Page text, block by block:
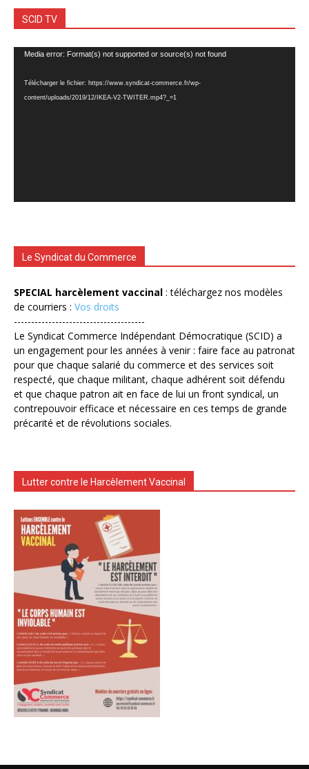
SCID TV
Lecteur
Media error: Format(s) not supported or source(s) not found
Télécharger le fichier: https://www.syndicat-commerce.fr/wp-
content/uploads/2019/12/IKEA-V2-TWITER.mp4?_=1
Le Syndicat du Commerce
SPECIAL harcèlement vaccinal : téléchargez nos modèles
de courriers : Vos droits
--------------------------------------
Le Syndicat Commerce Indépendant Démocratique (SCID) a
un engagement pour les années à venir : faire face au patronat
pour que chaque salarié du commerce et des services soit
respecté, que chaque militant, chaque adhérent soit défendu
et que chaque patron ait en face de lui un front syndical, un
contrepouvoir efficace et nécessaire en ces temps de grande
précarité et de révolutions sociales.
Lutter contre le Harcèlement Vaccinal